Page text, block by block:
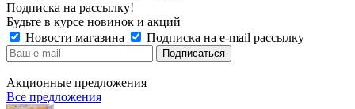
Подписка на рассылку!
Будьте в курсе новинок и акций
Новости магазина
Подписка на e-mail рассылку
Акционные предложения
Все предложения